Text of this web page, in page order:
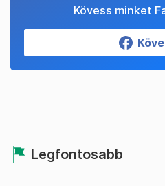
Kövess minket
Legfontosabb